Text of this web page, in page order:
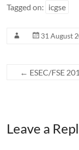
Tagged on: icgse
31 August
← ESEC/FSE
Leave a